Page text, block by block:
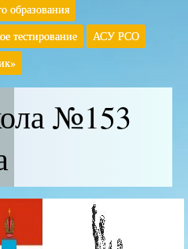
образования
тестирование
АСУ РСО
№153